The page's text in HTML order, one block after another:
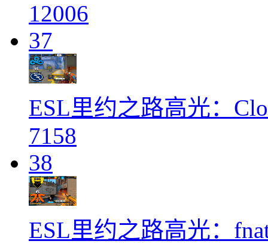
12006
37
ESL里约之路高光：
7158
38
ESL里约之路高光：